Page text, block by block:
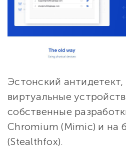
Эстонский
виртуальные
собственные
Chromium (Mimic) и на
(Stealthfox).